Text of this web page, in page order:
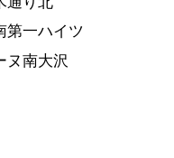
第一ハイツ
ヌ南大沢